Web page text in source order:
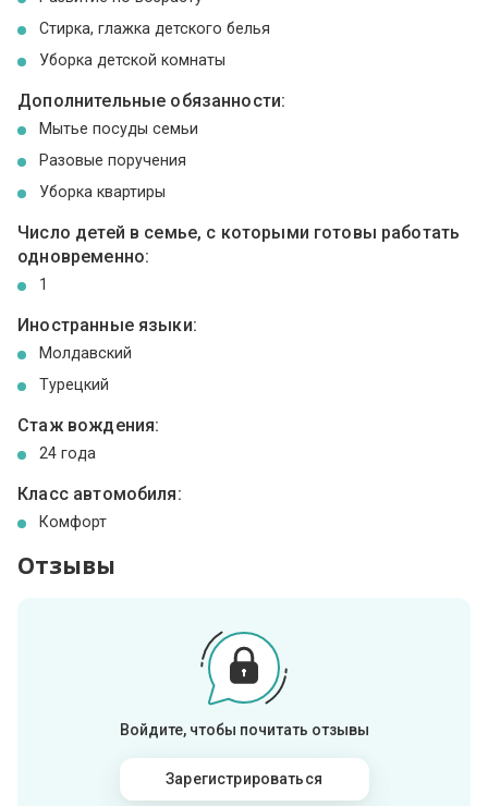
Стирка, глажка детского белья
Уборка детской комнаты
Дополнительные обязанности:
Мытье посуды семьи
Разовые поручения
Уборка квартиры
Число детей в семье, с которыми готовы работать
одновременно:
1
Иностранные языки:
Молдавский
Турецкий
Стаж вождения:
24 года
Класс автомобиля:
Комфорт
Отзывы
Войдите, чтобы почитать отзывы
Зарегистрироваться